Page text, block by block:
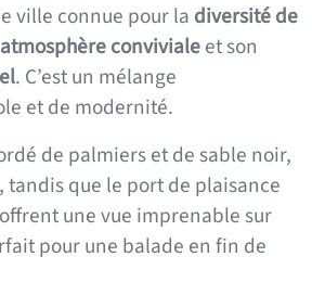
ville connue pour la diversité de
atmosphère convivialeet son
. C’est un mélange
et de modernité.
de palmiers et de sable noir,
que le port de plaisance
une vue imprenable sur
pour une balade en fin de